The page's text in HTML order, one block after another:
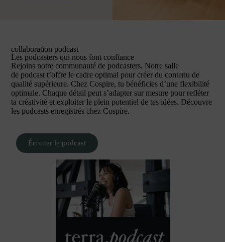
collaboration podcast
Les podcasters qui nous font confiance
Rejoins notre communauté de podcasters. Notre salle
de podcast t’offre le cadre optimal pour créer du contenu de
qualité supérieure. Chez Cospire, tu bénéficies d’une flexibilité
optimale. Chaque détail peut s’adapter sur mesure pour refléter
ta créativité et exploiter le plein potentiel de tes idées. Découvre
les podcasts enregistrés chez Cospire.
Écouter le podcast